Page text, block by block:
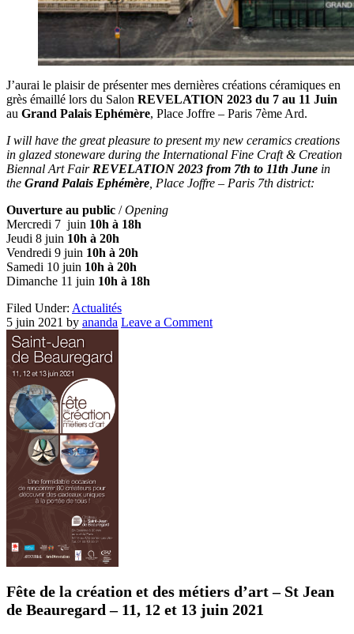
J’aurai le plaisir de présenter mes dernières créations céramiques en
grès émaillé lors du Salon REVELATION 2023 du 7 au 11 Juin
au Grand Palais Ephémère, Place Joffre – Paris 7ème Ard.
I will have the great pleasure to present my new ceramics creations
in glazed stoneware during the International Fine Craft & Creation
Biennal Art Fair REVELATION 2023 from 7th to 11th June in
the Grand Palais Ephémère , Place Joffre – Paris 7th district:
Ouverture au public /Opening
Mercredi 7 juin 10h à 18h
Jeudi 8 juin 10h à 20h
Vendredi 9 juin 10h à 20h
Samedi 10 juin 10h à 20h
Dimanche 11 juin 10h à 18h
Filed Under: Actualités
5 juin 2021 by ananda Leave a Comment
Fête de la création et des métiers d’art – St Jean
de Beauregard – 11, 12 et 13 juin 2021